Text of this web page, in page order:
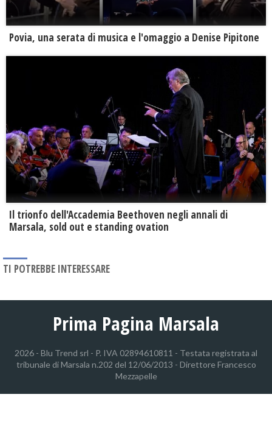
Povia, una serata di musica e l'omaggio a Denise Pipitone
Il trionfo dell'Accademia Beethoven negli annali di
Marsala, sold out e standing ovation
TI POTREBBE INTERESSARE
Prima Pagina Marsala
2026 - Blu Trend srl - P. IVA 02894610811 - Testata registrata al
tribunale di Marsala n.202 del 12/06/2013 - Direttore Francesco
Mezzapelle